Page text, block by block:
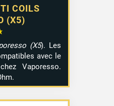
COILS
(X5)
(X5). Les
avec le
Vaporesso.